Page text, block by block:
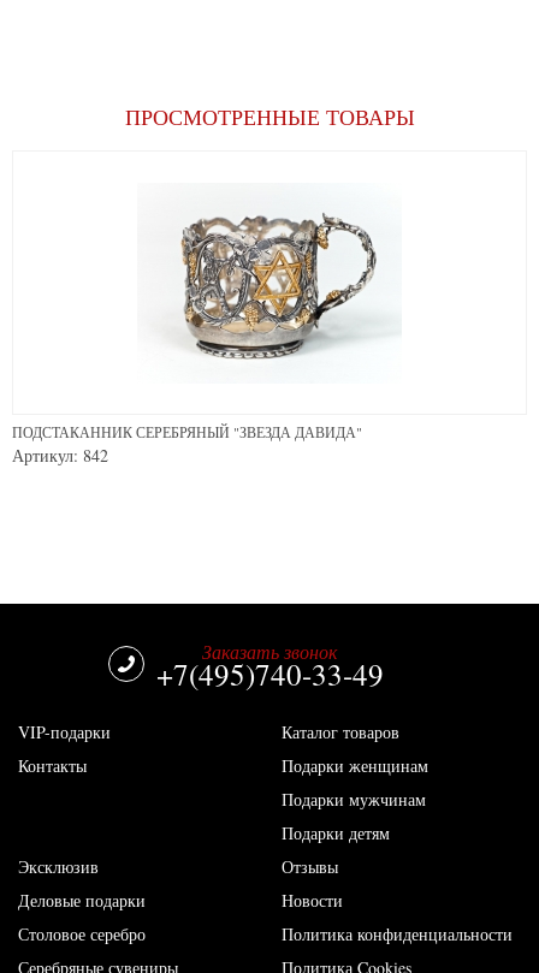
ПРОСМОТРЕННЫЕ ТОВАРЫ
ПОДСТАКАННИК СЕРЕБРЯНЫЙ "ЗВЕЗДА ДАВИДА"
Артикул: 842
Заказать звонок
+7(495)740-33-49
VIP-подарки
Контакты
Каталог товаров
Подарки женщинам
Подарки мужчинам
Подарки детям
Эксклюзив
Деловые подарки
Столовое серебро
Серебряные сувениры
Отзывы
Новости
Политика конфиденциальности
Политика Cookies